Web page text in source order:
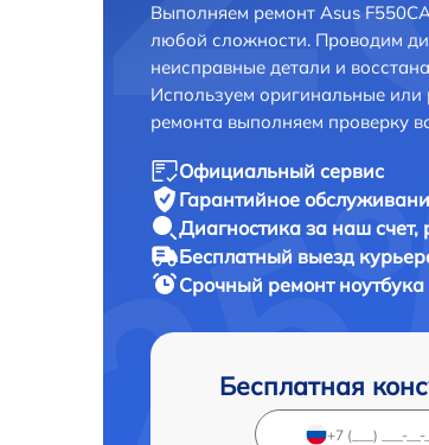
Выполняем ремонт Asus
любой сложности. Проводим
неисправные детали и
Используем оригинальные или
ремонта выполняем проверку
Официальный сервис
Гарантийное
Диагностика за наш счет,
Бесплатный выезд
Срочный ремонт
Бесплатная